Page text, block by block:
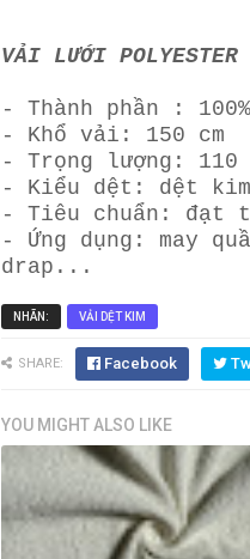
VẢI LƯỚI POLYESTER
- Thành phần :
- Khổ vải: 150 cm
- Trọng lượng: 110
- Kiểu dệt: dệt
- Tiêu chuẩn: đạt
- Ứng dụng: may
drap...
NHÃN: VẢI DỆT KIM
SHARE: Facebook
YOU MIGHT ALSO LIKE